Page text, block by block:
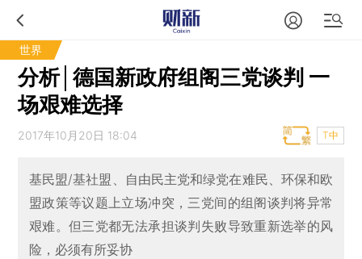
世界
分析│德国新政府组阁三党谈判 一
场艰难选择
2017年10月20日 18:04 T中
基民盟/基社盟、自由民主党和绿党在难民、环保和欧
盟政策等议题上立场冲突，三党间的组阁谈判将异常
艰难。但三党都无法承担谈判失败导致重新选举的风
险，必须有所妥协